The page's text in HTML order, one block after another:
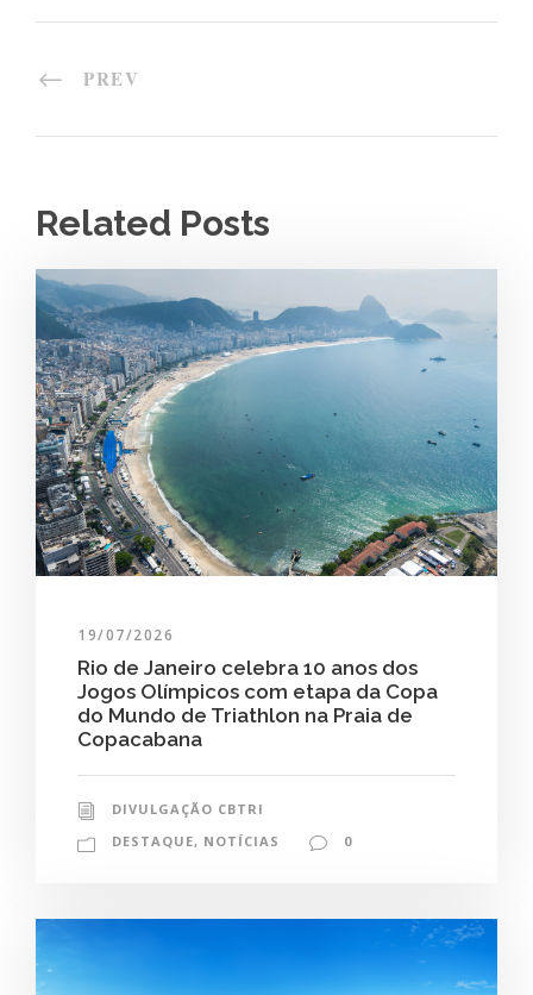
PREV
Related Posts
19/07/2026
Rio de Janeiro celebra 10 anos dos
Jogos Olímpicos com etapa da Copa
do Mundo de Triathlon na Praia de
Copacabana
DIVULGAÇÃO CBTRI
DESTAQUE, NOTÍCIAS 0